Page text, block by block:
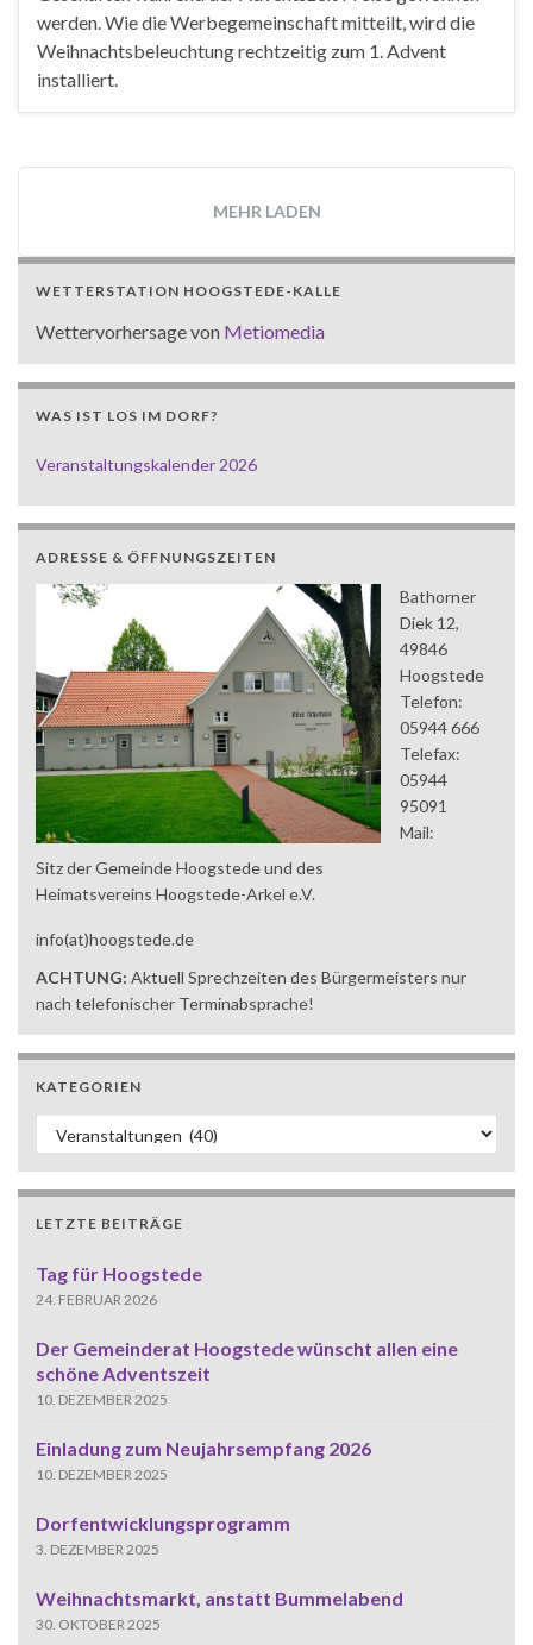
werden. Wie die Werbegemeinschaft mitteilt, wird die
Weihnachtsbeleuchtung rechtzeitig zum 1. Advent
installiert.
MEHR LADEN
WETTERSTATION HOOGSTEDE-KALLE
Wettervorhersage von Metiomedia
WAS IST LOS IM DORF?
Veranstaltungskalender 2026
ADRESSE & ÖFFNUNGSZEITEN
Sitz der Gemeinde Hoogstede und des
Heimatsvereins Hoogstede-Arkel e.V.
Bathorner
Diek 12,
49846
Hoogstede
Telefon:
05944 666
Telefax:
05944
95091
Mail:
info(at)hoogstede.de
ACHTUNG: Aktuell Sprechzeiten des Bürgermeisters nur
nach telefonischer Terminabsprache!
KATEGORIEN
Kategorien
LETZTE BEITRÄGE
Tag für Hoogstede
24. FEBRUAR 2026
Der Gemeinderat Hoogstede wünscht allen eine
schöne Adventszeit
10. DEZEMBER 2025
Einladung zum Neujahrsempfang 2026
10. DEZEMBER 2025
Dorfentwicklungsprogramm
3. DEZEMBER 2025
Weihnachtsmarkt, anstatt Bummelabend
30. OKTOBER 2025